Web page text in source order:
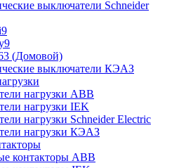
выключатели Schneider
(Домовой)
выключатели КЭАЗ
нагрузки ABB
нагрузки IEK
нагрузки Schneider Electric
нагрузки КЭАЗ
контакторы ABB